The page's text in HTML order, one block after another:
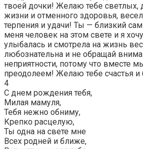
твоей дочки! Желаю тебе светлых,
жизни и отменного здоровья,
терпения и удачи! Ты — близкий
меня человек на этом свете и я
улыбалась и смотрела на жизнь
любознательна и не обращай
неприятности, потому что вместе
преодолеем! Желаю тебе счастья
4
С днем рождения тебя,
Милая мамуля,
Тебя нежно обниму,
Крепко расцелую,
Ты одна на свете мне
Всех родней и ближе,